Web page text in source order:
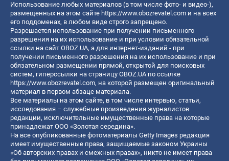
Использование любых материалов (в том числе фото- и видео-),
размещенных на этом сайте https://www.obozrevatel.com и на всех
его поддоменах, в любом виде строго запрещено.
Разрешается использование при получении письменного
разрешения на их использование и при условии обязательной
ссылки на сайт OBOZ.UA, а для интернет-изданий - при
получении письменного разрешения на их использование и при
обязательном размещении прямой, открытой для поисковых
систем, гиперссылки на страницу OBOZ.UA по ссылке
https://www.obozrevatel.com, на которой размещен оригинальный
материал в первом абзаце материала.
Все материалы на этом сайте, в том числе интервью, статьи,
исследования – служебные произведения журналистов
редакции, исключительные имущественные права на которые
принадлежат ООО «Золотая середина».
На все опубликованные фотоматериалы Getty Images редакция
имеет имущественные права, защищаемые законом Украины
«Об авторских правах и смежных правах», никто не имеет права